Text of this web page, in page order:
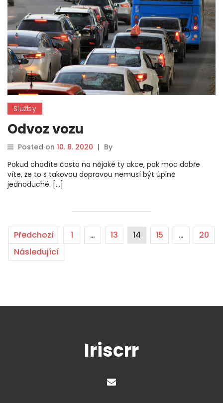
Služby
Odvoz vozu
Posted on 10. 8. 2020 | By
Pokud chodíte často na nějaké ty akce, pak moc dobře
víte, že to s takovou dopravou nemusí být úplně
jednoduché. […]
Předchozí 1 … 13 14 15 …
20
Následující
Iriscrr